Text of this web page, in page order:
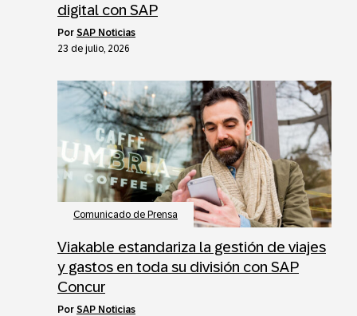
digital con SAP
por SAP Noticias
23 de julio, 2026
Comunicado de Prensa
Viakable estandariza la gestión de viajes
y gastos en toda su división con SAP
Concur
por SAP Noticias